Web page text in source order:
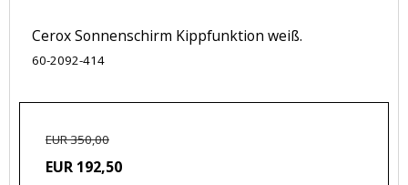
Cerox Sonnenschirm Kippfunktion weiß.
60-2092-414
EUR 350,00
EUR 192,50